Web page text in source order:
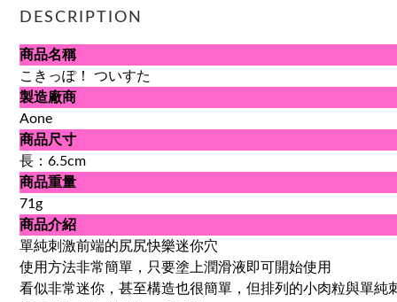
DESCRIPTION
商品名稱
こきっぽ！ ついすた
製造廠商
Aone
商品尺寸
長：6.5cm
商品重量
71g
商品介紹
單純刺激前端的尻尻快樂迷你穴
使用方法非常簡單，只要塗上潤滑液即可開始使用
看似非常迷你，甚至構造也很簡單，但排列的小肉粒與單純